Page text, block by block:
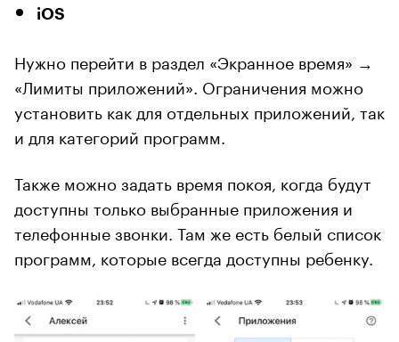
iOS
Нужно перейти в раздел «Экранное время» →
«Лимиты приложений». Ограничения можно
установить как для отдельных приложений, так
и для категорий программ.
Также можно задать время покоя, когда будут
доступны только выбранные приложения и
телефонные звонки. Там же есть белый список
программ, которые всегда доступны ребенку.